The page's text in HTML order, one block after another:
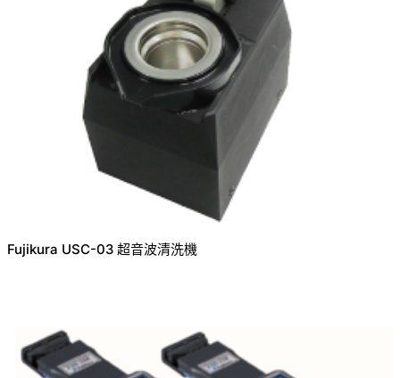
Fujikura USC-03 超音波清洗機